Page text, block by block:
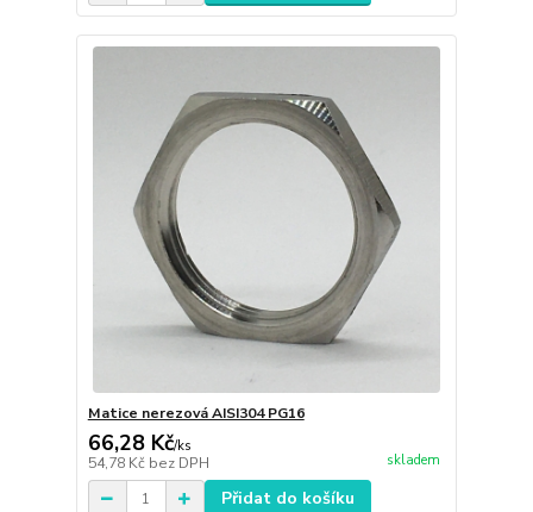
Matice nerezová AISI304 PG16
66,28 Kč/ks
54,78 Kč bez DPH skladem
Přidat do košíku